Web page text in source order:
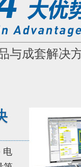
与成套解决
电